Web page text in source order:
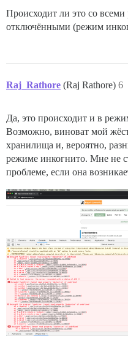
Происходит ли это со
отключёнными (режим
Raj_Rathore (Raj Rathore) 6
Да, это происходит и в
Возможно, виноват мой
хранилища и, вероятно,
режиме инкогнито. Мне не
проблеме, если она